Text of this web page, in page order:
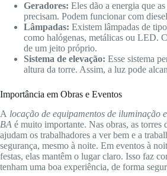
Geradores: Eles dão a energia que
precisam. Podem funcionar com
Lâmpadas: Existem lâmpadas de
como halógenas, metálicas ou LED.
de um jeito próprio.
Sistema de elevação: Esse sistema
altura da torre. Assim, a luz pode
Importância em Obras e Eventos
A locação de equipamentos de iluminação
BA é muito importante. Nas obras, as torres
ajudam os trabalhadores a ver bem e a
segurança, mesmo à noite. Em eventos à
festas, elas mantêm o lugar claro. Isso faz
tenham uma boa experiência, de forma